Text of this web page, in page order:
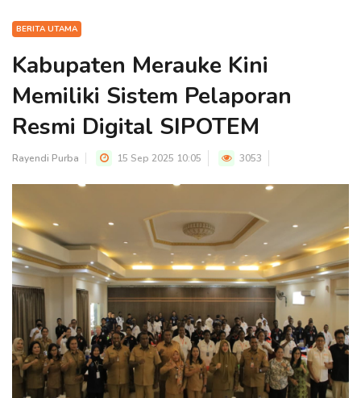
BERITA UTAMA
Kabupaten Merauke Kini
Memiliki Sistem Pelaporan
Resmi Digital SIPOTEM
Rayendi Purba 15 Sep 2025 10:05 3053